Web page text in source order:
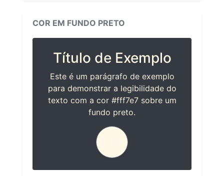
COR EM FUNDO PRETO
Título de Exemplo
Este é um parágrafo de exemplo
para demonstrar a legibilidade do
texto com a cor #fff7e7 sobre um
fundo preto.